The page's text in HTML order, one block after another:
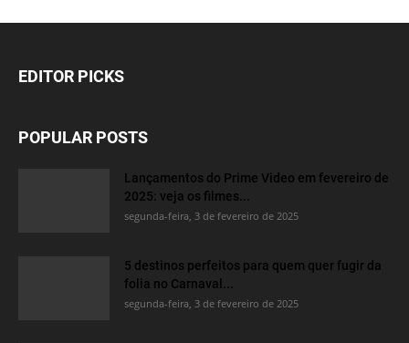
EDITOR PICKS
POPULAR POSTS
Lançamentos do Prime Video em fevereiro de
2025: veja os filmes...
segunda-feira, 3 de fevereiro de 2025
5 destinos perfeitos para quem quer fugir da
folia no Carnaval...
segunda-feira, 3 de fevereiro de 2025